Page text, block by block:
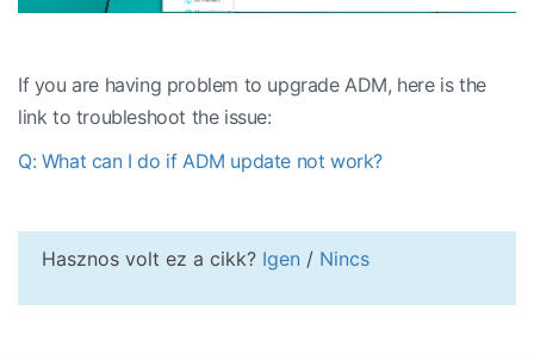
If you are having problem to upgrade ADM, here is the
link to troubleshoot the issue:
Q: What can I do if ADM update not work?
Hasznos volt ez a cikk? Igen / Nincs